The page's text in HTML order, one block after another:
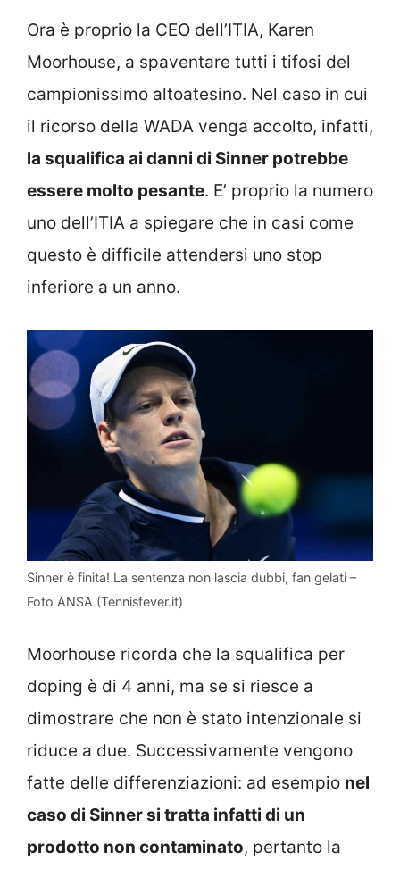
Ora è proprio la CEO dell’ITIA, Karen
Moorhouse, a spaventare tutti i tifosi del
campionissimo altoatesino. Nel caso in cui
il ricorso della WADA venga accolto, infatti,
la squalifica ai danni di Sinner potrebbe
essere molto pesante. E’ proprio la numero
uno dell’ITIA a spiegare che in casi come
questo è difficile attendersi uno stop
inferiore a un anno.
Sinner è finita! La sentenza non lascia dubbi, fan gelati –
Foto ANSA (Tennisfever.it)
Moorhouse ricorda che la squalifica per
doping è di 4 anni, ma se si riesce a
dimostrare che non è stato intenzionale si
riduce a due. Successivamente vengono
fatte delle differenziazioni: ad esempio nel
caso di Sinner si tratta infatti di un
prodotto non contaminato, pertanto la